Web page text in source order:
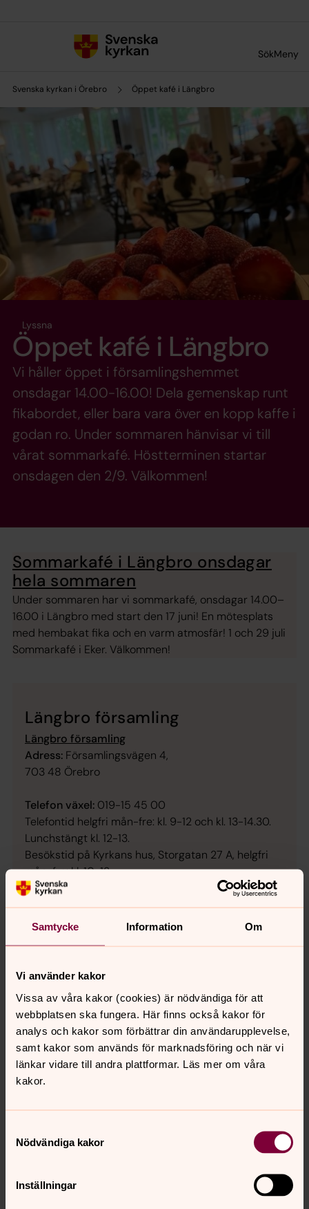
Samtycke Information Om
Vi använder kakor
Vissa av våra kakor (cookies) är nödvändiga för att
webbplatsen ska fungera. Här finns också kakor för
analys och kakor som förbättrar din användarupplevelse,
samt kakor som används för marknadsföring och när vi
länkar vidare till andra plattformar. Läs mer om våra
kakor.
Nödvändiga kakor
Inställningar
SökMeny
Svenska kyrkan i Örebro Öppet kafé i Längbro
Lyssna
Öppet kafé i Längbro
Vi håller öppet i församlingshemmet
onsdagar 14.00-16.00! Dela gemenskap runt
fikabordet, eller bara vara över en kopp kaffe i
godan ro. Under sommaren hänvisar vi till
vårat sommarkafé. Höstterminen startar
onsdagen den 2/9. Välkommen!
Sommarkafé i Längbro onsdagar
hela sommaren
Under sommaren har vi sommarkafé, onsdagar 14.00–
16.00 i Längbro med start den 17 juni! En mötesplats
med hembakat fika och en varm atmosfär! 1 och 29 juli
Sommarkafé i Eker. Välkommen!
Längbro församling
Längbro församling
Adress: Församlingsvägen 4,
703 48 Örebro
Telefon växel: 019-15 45 00
Telefontid helgfri mån-fre: kl. 9-12 och kl. 13-14.30.
Lunchstängt kl. 12-13.
Besökstid på Kyrkans hus, Storgatan 27 A, helgfri
mån-fre: kl. 10-12.
Välkommen!
E-post:langbro.forsamling@svenskakyrkan.se
Kontaktlista
TillLängbro församling på Facebook
Församlingens kyrkor:
Längbro kyrka
Ekers kyrka
Synpunkter eller frågor på sidans
orebro.pastorat@svenskakyrkan.se